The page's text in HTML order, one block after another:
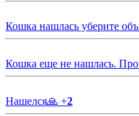
Кошка нашлась уберите
Кошка еще не нашлась.
Нашелся🙏 +2